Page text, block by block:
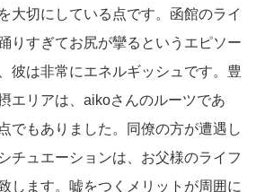
大切にしている点です。函館のライ
りすぎてお尻が攣るというエピソー
彼は非常にエネルギッシュです。豊
エリアは、aikoさんのルーツであ
でもありました。同僚の方が遭遇し
チュエーションは、お父様のライフ
します。嘘をつくメリットが周囲に